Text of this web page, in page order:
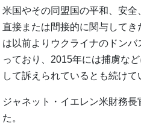
米国やその同盟国の平和、安全
直接または間接的に関与して
は以前よりウクライナのドン
っており、2015年には捕虜な
して訴えられているとも続けて
ジャネット・イエレン米財務
た。